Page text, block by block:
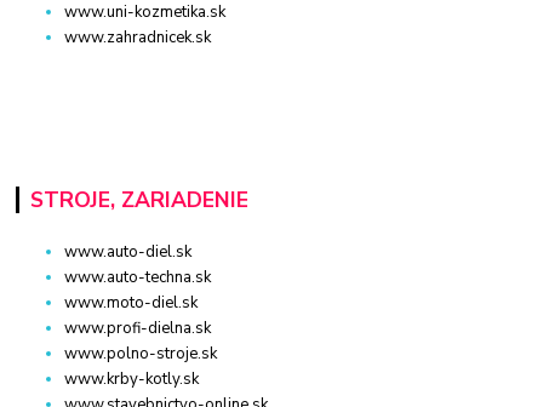
www.uni-kozmetika.sk
www.zahradnicek.sk
STROJE, ZARIADENIE
www.auto-diel.sk
www.auto-techna.sk
www.moto-diel.sk
www.profi-dielna.sk
www.polno-stroje.sk
www.krby-kotly.sk